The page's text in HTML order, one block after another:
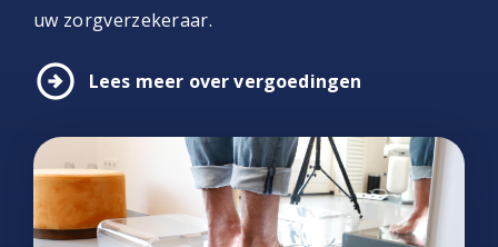
uw zorgverzekeraar.
arrow_circle_right Lees meer over vergoedingen